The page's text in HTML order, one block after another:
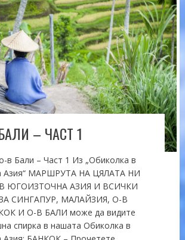
– ЧАСТ 1
в Бали – Част 1 Из „Обиколка в
Азия“ МАРШРУТА НА ЦЯЛАТА НИ
ЮГОИЗТОЧНА АЗИЯ И ВСИЧКИ
СИНГАПУР, МАЛАЙЗИЯ, О-В
И О-В БАЛИ може да видите
спирка в нашата Обиколка в